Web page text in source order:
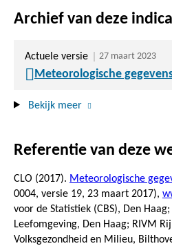
Archief van deze
Actuele versie 27 maart 2023
Meteorologische
Bekijk meer
Referentie van deze
CLO (2017). Meteorologische
0004, versie 19, 23 maart 2017),
voor de Statistiek (CBS), Den
Leefomgeving, Den Haag; RIVM
Volksgezondheid en Milieu,